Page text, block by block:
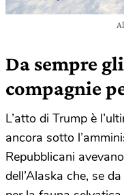
Da sempre
compagnie
L’atto di Trump è
ancora sotto
Repubblicani
dell’Alaska che, se